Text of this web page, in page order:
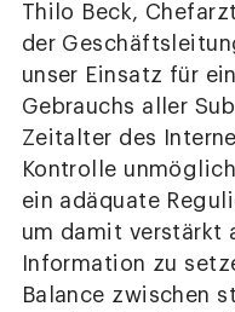
Thilo Beck,
der
unser Einsatz für
Gebrauchs aller
Zeitalter des
Kontrolle
ein adäquate
um damit verstärkt
Information zu
Balance zwischen